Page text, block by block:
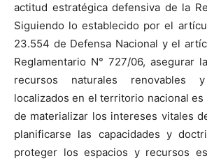
actitud estratégica defensiva de la
Siguiendo lo establecido por el
23.554 de Defensa Nacional y el
Reglamentario N° 727/06, asegurar
recursos naturales renovables
localizados en el territorio nacional es
de materializar los intereses vitales
planificarse las capacidades y
proteger los espacios y recursos